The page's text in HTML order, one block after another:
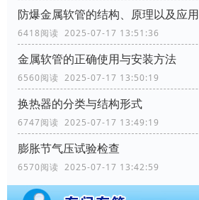
防爆金属软管的结构、原理以及应用
6418阅读 2025-07-17 13:51:36
金属软管的正确使用与安装方法
6560阅读 2025-07-17 13:50:19
换热器的分类与结构形式
6747阅读 2025-07-17 13:49:19
膨胀节气压试验检查
6570阅读 2025-07-17 13:42:59